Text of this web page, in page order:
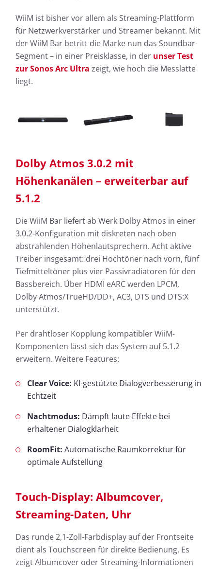
WiiM ist bisher vor allem als Streaming-Plattform
für Netzwerkverstärker und Streamer bekannt. Mit
der WiiM Bar betritt die Marke nun das Soundbar-
Segment – in einer Preisklasse, in der unser Test
zur Sonos Arc Ultra zeigt, wie hoch die Messlatte
liegt.
Dolby Atmos 3.0.2 mit
Höhenkanälen – erweiterbar auf
5.1.2
Die WiiM Bar liefert ab Werk Dolby Atmos in einer
3.0.2-Konfiguration mit diskreten nach oben
abstrahlenden Höhenlautsprechern. Acht aktive
Treiber insgesamt: drei Hochtöner nach vorn, fünf
Tiefmitteltöner plus vier Passivradiatoren für den
Bassbereich. Über HDMI eARC werden LPCM,
Dolby Atmos/TrueHD/DD+, AC3, DTS und DTS:X
unterstützt.
Per drahtloser Kopplung kompatibler WiiM-
Komponenten lässt sich das System auf 5.1.2
erweitern. Weitere Features:
Clear Voice: KI-gestützte Dialogverbesserung in
Echtzeit
Nachtmodus: Dämpft laute Effekte bei
erhaltener Dialogklarheit
RoomFit: Automatische Raumkorrektur für
optimale Aufstellung
Touch-Display: Albumcover,
Streaming-Daten, Uhr
Das runde 2,1-Zoll-Farbdisplay auf der Frontseite
dient als Touchscreen für direkte Bedienung. Es
zeigt Albumcover oder Streaming-Informationen